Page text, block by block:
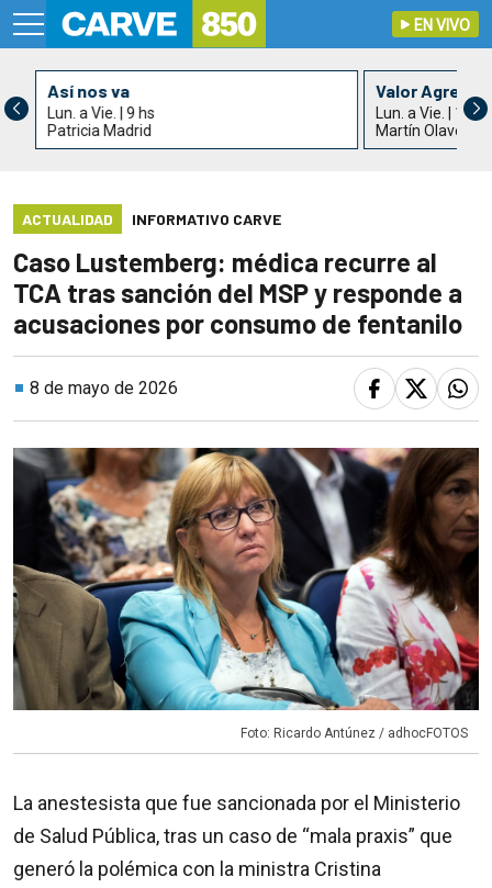
EN VIVO
Así nos va
Lun. a Vie. | 9 hs
Patricia Madrid
Valor
Lun. a Vie. | 11 hs
Martín Olaverry
ACTUALIDAD INFORMATIVO CARVE
Caso Lustemberg: médica recurre al
TCA tras sanción del MSP y responde a
acusaciones por consumo de fentanilo
8 de mayo de 2026
Foto: Ricardo Antúnez / adhocFOTOS
La anestesista que fue sancionada por el Ministerio
de Salud Pública, tras un caso de “mala praxis” que
generó la polémica con la ministra Cristina